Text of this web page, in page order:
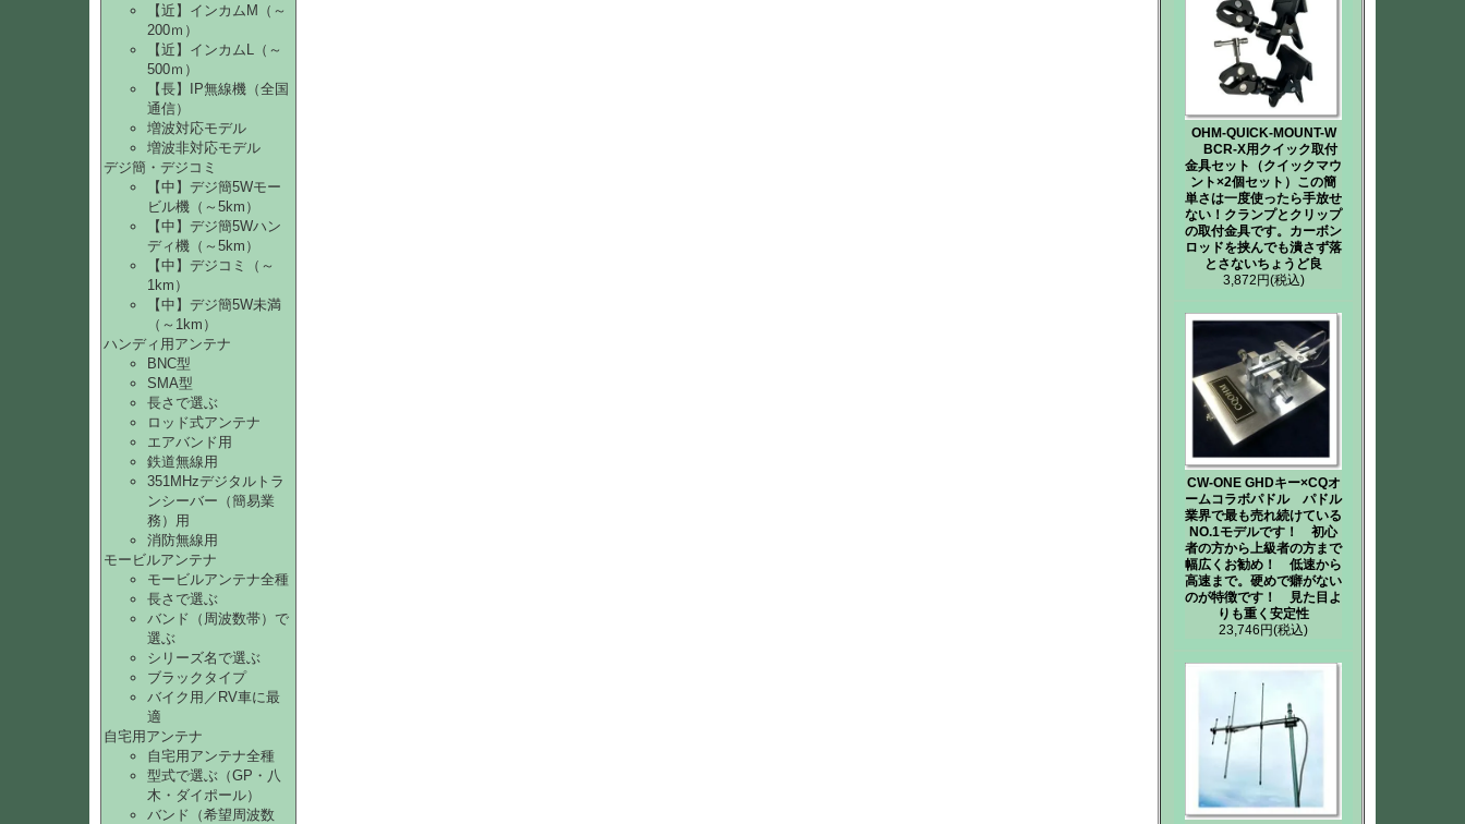
【近】インカムM（～
200ｍ）
【近】インカムL（～
500ｍ）
【長】IP無線機（全国
通信）
増波対応モデル
増波非対応モデル
デジ簡・デジコミ
【中】デジ簡5Wモー
ビル機（～5km）
【中】デジ簡5Wハン
ディ機（～5km）
【中】デジコミ（～
1km）
【中】デジ簡5W未満
（～1km）
ハンディ用アンテナ
BNC型
SMA型
長さで選ぶ
ロッド式アンテナ
エアバンド用
鉄道無線用
351MHzデジタルトラ
ンシーバー（簡易業
務）用
消防無線用
モービルアンテナ
モービルアンテナ全種
長さで選ぶ
バンド（周波数帯）で
選ぶ
シリーズ名で選ぶ
ブラックタイプ
バイク用／RV車に最
適
自宅用アンテナ
自宅用アンテナ全種
型式で選ぶ（GP・八
木・ダイポール）
バンド（希望周波数
OHM-QUICK-MOUNT-W
BCR-X用クイック取付
金具セット（クイックマウ
ント×2個セット）この簡
単さは一度使ったら手放せ
ない！クランプとクリップ
の取付金具です。カーボン
ロッドを挟んでも潰さず落
とさないちょうど良
3,872円(税込)
CW-ONE GHDキー×CQオ
ームコラボパドル パドル
業界で最も売れ続けている
NO.1モデルです！ 初心
者の方から上級者の方まで
幅広くお勧め！ 低速から
高速まで。硬めで癖がない
のが特徴です！ 見た目よ
りも重く安定性
23,746円(税込)